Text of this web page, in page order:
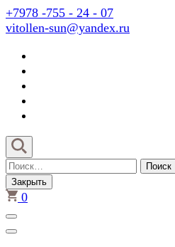
Перейти
к
(нажмите
Enter)
+7978 -755 - 24 - 07
vitollen-sun@yandex.ru
Найти:
Закрыть
0